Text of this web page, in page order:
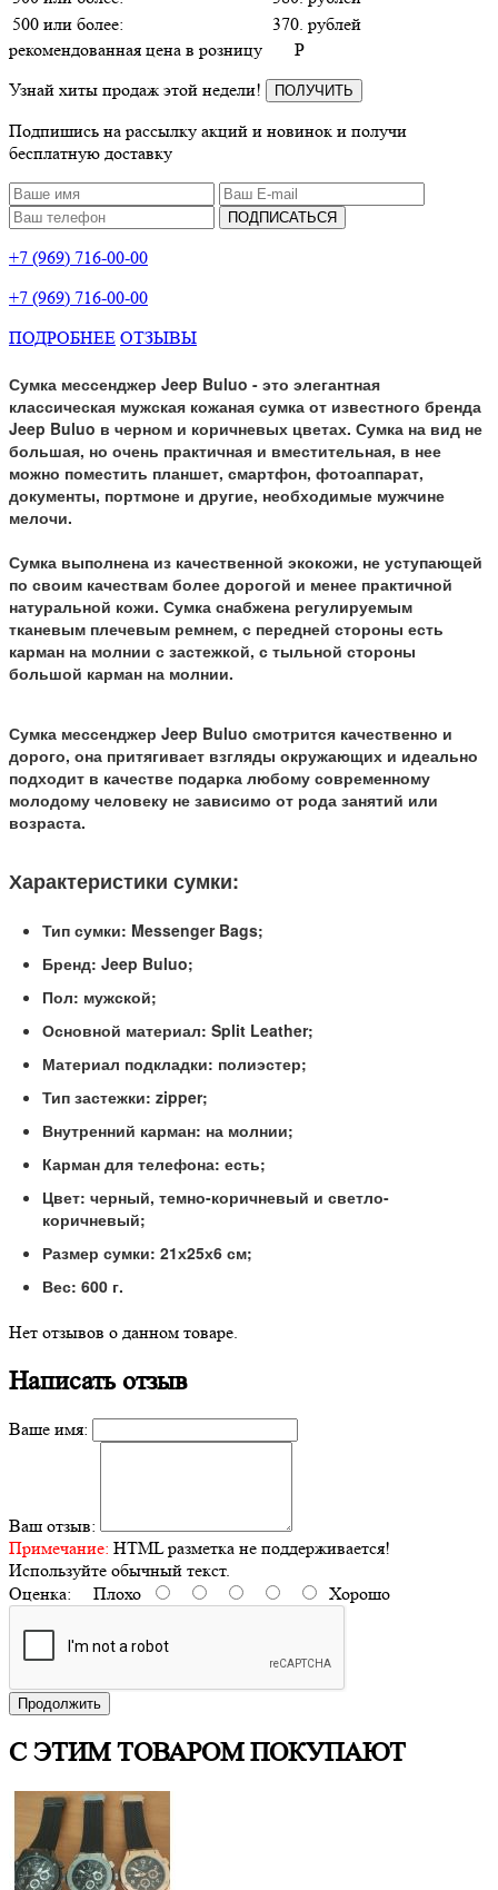
500 или более:
370. рублей
рекомендованная цена в розницу
P
Узнай хиты продаж этой недели!
ПОЛУЧИТЬ
Подпишись на рассылку акций и новинок и получи
бесплатную доставку
ПОДПИСАТЬСЯ
+7 (969) 716-00-00
+7 (969) 716-00-00
ПОДРОБНЕЕ ОТЗЫВЫ
Сумка мессенджер Jeep Buluo - это элегантная
классическая мужская кожаная сумка от известного бренда
Jeep Buluo в черном и коричневых цветах. Сумка на вид не
большая, но очень практичная и вместительная, в нее
можно поместить планшет, смартфон, фотоаппарат,
документы, портмоне и другие, необходимые мужчине
мелочи.
Сумка выполнена из качественной экокожи, не уступающей
по своим качествам более дорогой и менее практичной
натуральной кожи. Сумка снабжена регулируемым
тканевым плечевым ремнем, с передней стороны есть
карман на молнии с застежкой, с тыльной стороны
большой карман на молнии.
Сумка мессенджер Jeep Buluo смотрится качественно и
дорого, она притягивает взгляды окружающих и идеально
подходит в качестве подарка любому современному
молодому человеку не зависимо от рода занятий или
возраста.
Характеристики сумки:
Тип сумки: Messenger Bags;
Бренд: Jeep Buluo;
Пол: мужской;
Основной материал: Split Leather;
Материал подкладки: полиэстер;
Тип застежки: zipper;
Внутренний карман: на молнии;
Карман для телефона: есть;
Цвет: черный, темно-коричневый и светло-
коричневый;
Размер сумки: 21х25х6 см;
Вес: 600 г.
Нет отзывов о данном товаре.
Написать отзыв
Ваше имя:
Ваш отзыв:
Примечание: HTML разметка не поддерживается!
Используйте обычный текст.
Оценка: Плохо Хорошо
Продолжить
С ЭТИМ ТОВАРОМ ПОКУПАЮТ